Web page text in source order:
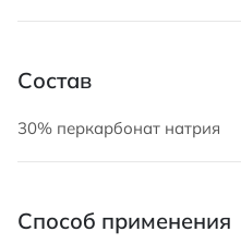
Состав
30% перкарбонат натрия
Способ применения